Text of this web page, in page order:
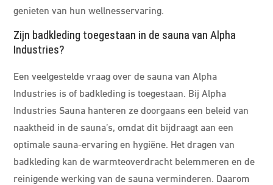
genieten van hun wellnesservaring.
Zijn badkleding toegestaan in de sauna van Alpha
Industries?
Een veelgestelde vraag over de sauna van Alpha
Industries is of badkleding is toegestaan. Bij Alpha
Industries Sauna hanteren ze doorgaans een beleid van
naaktheid in de sauna’s, omdat dit bijdraagt aan een
optimale sauna-ervaring en hygiëne. Het dragen van
badkleding kan de warmteoverdracht belemmeren en de
reinigende werking van de sauna verminderen. Daarom